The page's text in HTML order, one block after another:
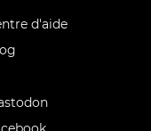
d'aide